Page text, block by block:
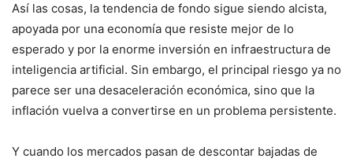
Así las cosas, la tendencia de fondo sigue siendo alcista,
apoyada por una economía que resiste mejor de lo
esperado y por la enorme inversión en infraestructura de
inteligencia artificial. Sin embargo, el principal riesgo ya no
parece ser una desaceleración económica, sino que la
inflación vuelva a convertirse en un problema persistente.
Y cuando los mercados pasan de descontar bajadas de